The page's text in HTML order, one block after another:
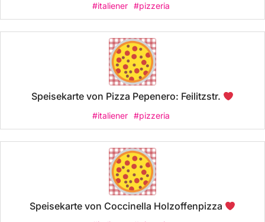
#italiener #pizzeria
Speisekarte von Pizza Pepenero: Feilitzstr.
#italiener #pizzeria
Speisekarte von Coccinella Holzoffenpizza